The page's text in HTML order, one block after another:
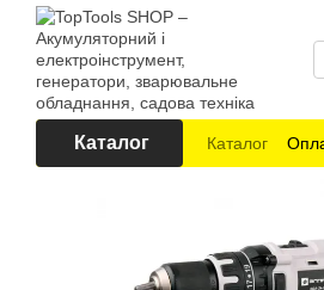
Перейти до основного контенту
Каталог Каталог